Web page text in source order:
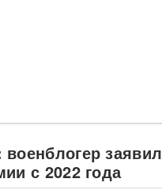
с 2022 года